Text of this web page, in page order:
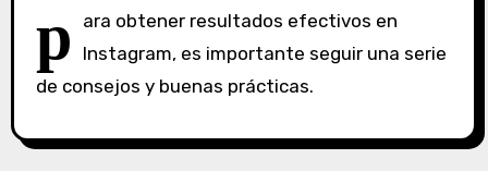
i
c
m
p
ara obtener resultados efectivos en
Instagram, es importante seguir una serie
de consejos y buenas prácticas.